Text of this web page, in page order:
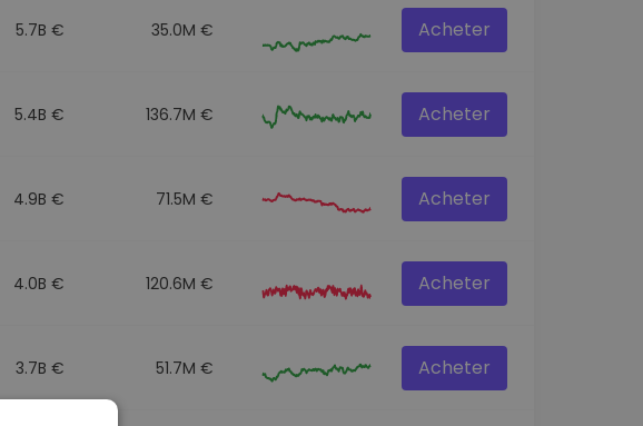
5.7B € 35.0M € Acheter
5.4B € 136.7M € Acheter
4.9B € 71.5M € Acheter
4.0B € 120.6M € Acheter
3.7B € 51.7M € Acheter